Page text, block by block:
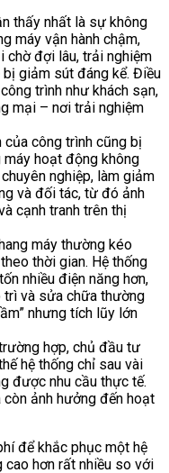
thấy nhất là sự không
máy vận hành chậm,
chờ đợi lâu, trải nghiệm
giảm sút đáng kể. Điều
trình như khách sạn,
mại – nơi trải nghiệm
của công trình cũng bị
máy hoạt động không
nghiệp, làm giảm
và đối tác, từ đó ảnh
cạnh tranh trên thị
máy thường kéo
thời gian. Hệ thống
nhiều điện năng hơn,
và sửa chữa thường
nhưng tích lũy lớn
hợp, chủ đầu tư
hệ thống chỉ sau vài
được nhu cầu thực tế.
ảnh hưởng đến hoạt
để khắc phục một hệ
hơn rất nhiều so với